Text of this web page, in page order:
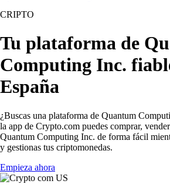
CRIPTO
Tu plataforma de
Computing Inc.
España
¿Buscas una plataforma de Quantum
la app de Crypto.com puedes comprar,
Quantum Computing Inc. de forma fácil
y gestionas tus criptomonedas.
Empieza ahora